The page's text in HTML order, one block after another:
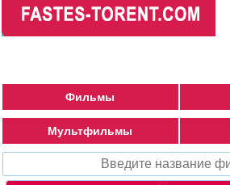
Фильмы
Мультфильмы